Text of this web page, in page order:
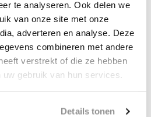
te analyseren. Ook delen we
van onze site met onze
adverteren en analyse. Deze
combineren met andere
verstrekt of die ze hebben
gebruik van hun services.
Details tonen
verkocht als SET